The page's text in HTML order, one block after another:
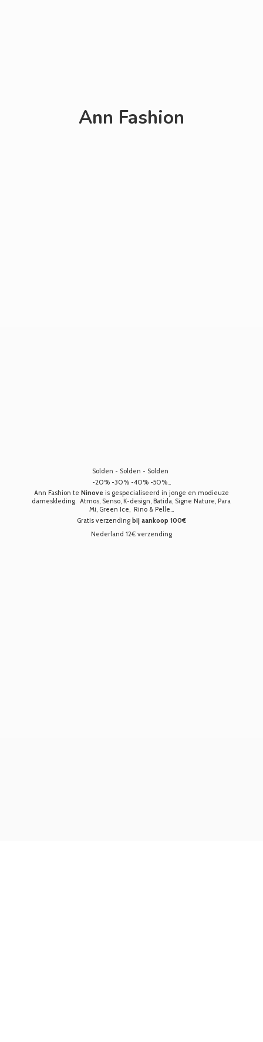
Ann Fashion
Solden - Solden - Solden
-20% -30% -40% -50%...
Ann Fashion te Ninove is gespecialiseerd in jonge en modieuze
dameskleding. Atmos, Senso, K-design, Batida, Signe Nature, Para
Mi, Green Ice, Rino & Pelle...
Gratis verzending bij aankoop 100€
Nederland 12€ verzending